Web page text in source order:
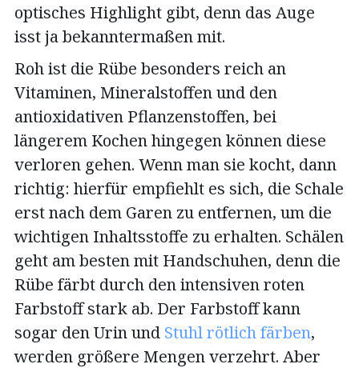
optisches Highlight gibt, denn das Auge
isst ja bekanntermaßen mit.
Roh ist die Rübe besonders reich an
Vitaminen, Mineralstoffen und den
antioxidativen Pflanzenstoffen, bei
längerem Kochen hingegen können diese
verloren gehen. Wenn man sie kocht, dann
richtig: hierfür empfiehlt es sich, die Schale
erst nach dem Garen zu entfernen, um die
wichtigen Inhaltsstoffe zu erhalten. Schälen
geht am besten mit Handschuhen, denn die
Rübe färbt durch den intensiven roten
Farbstoff stark ab. Der Farbstoff kann
sogar den Urin und Stuhl rötlich färben,
werden größere Mengen verzehrt. Aber